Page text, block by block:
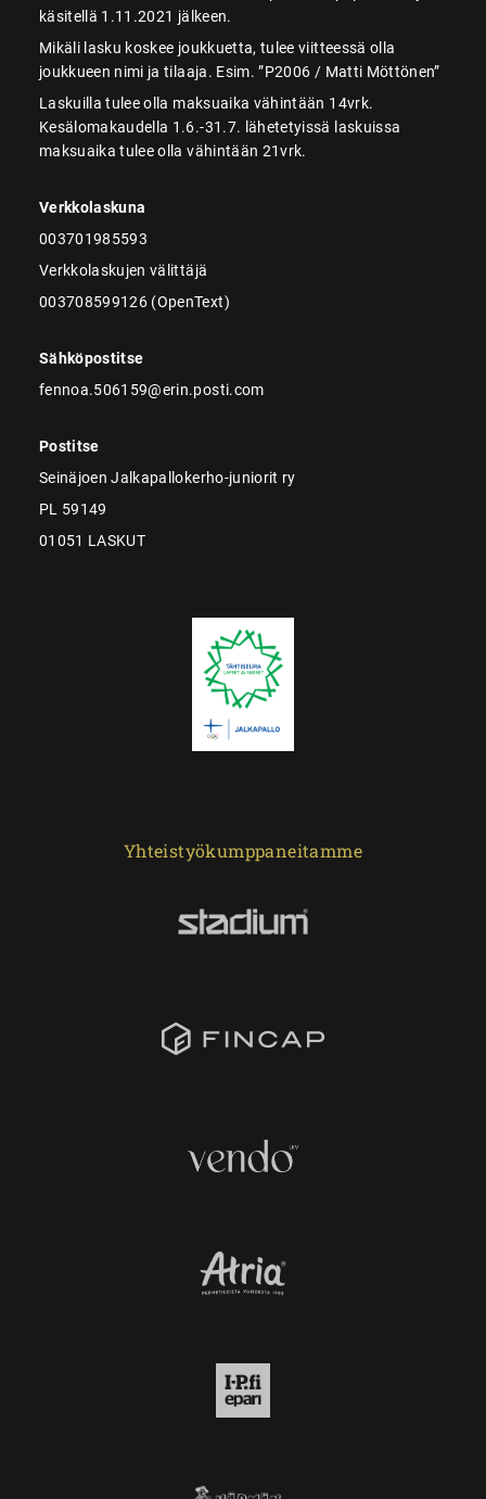
käsitellä 1.11.2021 jälkeen.
Mikäli lasku koskee joukkuetta, tulee viitteessä olla
joukkueen nimi ja tilaaja. Esim. ”P2006 / Matti Möttönen”
Laskuilla tulee olla maksuaika vähintään 14vrk.
Kesälomakaudella 1.6.-31.7. lähetetyissä laskuissa
maksuaika tulee olla vähintään 21vrk.
Verkkolaskuna
003701985593
Verkkolaskujen välittäjä
003708599126 (OpenText)
Sähköpostitse
fennoa.506159@erin.posti.com
Postitse
Seinäjoen Jalkapallokerho-juniorit ry
PL 59149
01051 LASKUT
Yhteistyökumppaneitamme